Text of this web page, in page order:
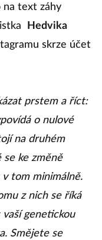
na text záhy
Hedvika
skrze účet
prstem a říct:
o nulové
na druhém
se ke změně
tom minimálně.
z nich se říká
vaší genetickou
Smějete se